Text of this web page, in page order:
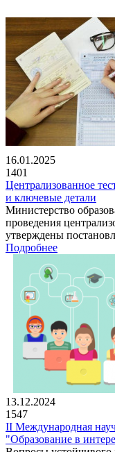
16.01.2025
1401
Централизованное
и ключевые детали
Министерство
проведения
утверждены
Подробнее
13.12.2024
1547
II Международная
"Образование в